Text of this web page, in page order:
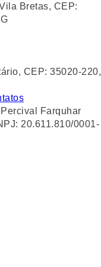
Bretas, CEP:
CEP: 35020-220,
Farquhar
20.611.810/0001-